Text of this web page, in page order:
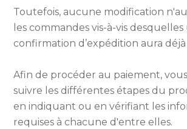
Toutefois, aucune modification
les commandes vis-à-vis
confirmation d’expédition aura
Afin de procéder au paiement,
suivre les différentes étapes du
en indiquant ou en vérifiant les
requises à chacune d'entre elles.